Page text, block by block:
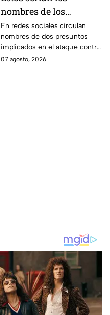
nombres de los
presuntos implicados
en ataque contra César
Gastélum en Culiacán
En redes sociales circulan
nombres de dos presuntos
implicados en el ataque contra
el creador de contenido César
07 agosto, 2026